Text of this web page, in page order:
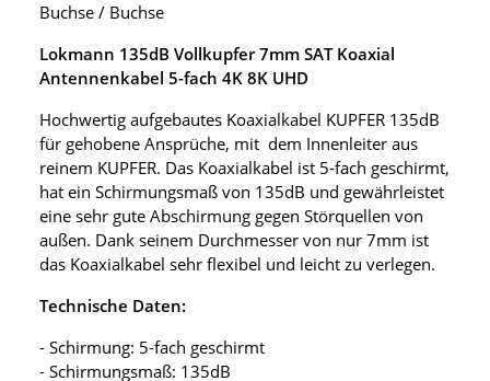
Buchse / Buchse
Lokmann 135dB Vollkupfer 7mm SAT Koaxial
Antennenkabel 5-fach 4K 8K UHD
Hochwertig aufgebautes Koaxialkabel KUPFER 135dB
für gehobene Ansprüche, mit dem Innenleiter aus
reinem KUPFER. Das Koaxialkabel ist 5-fach geschirmt,
hat ein Schirmungsmaß von 135dB und gewährleistet
eine sehr gute Abschirmung gegen Störquellen von
außen. Dank seinem Durchmesser von nur 7mm ist
das Koaxialkabel sehr flexibel und leicht zu verlegen.
Technische Daten:
- Schirmung: 5-fach geschirmt
- Schirmungsmaß: 135dB